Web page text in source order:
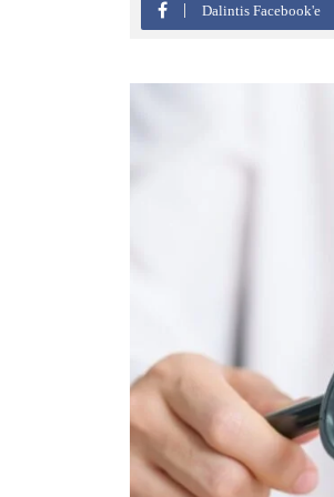
Dalintis Facebook'e